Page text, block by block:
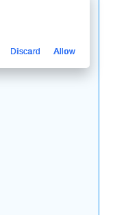
Discard Allow